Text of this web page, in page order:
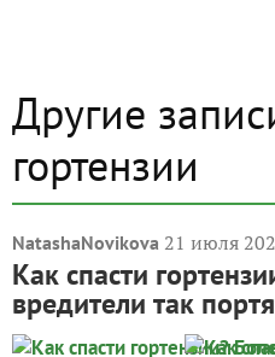
Другие
гортензии
NatashaNovikova 21 июля
Как спасти
вредители так